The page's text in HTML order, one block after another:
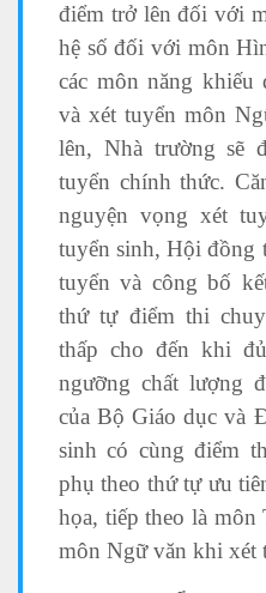
điểm trở lên đối với
hệ số đối với môn
các môn năng
và xét tuyển môn
lên, Nhà trường sẽ
tuyển chính thức.
nguyện vọng xét
tuyển sinh, Hội đồng
tuyển và công bố
thứ tự điểm thi
thấp cho đến khi
ngưỡng chất lượng
của Bộ Giáo dục và
sinh có cùng điểm
phụ theo thứ tự ưu
họa, tiếp theo là môn
môn Ngữ văn khi xét